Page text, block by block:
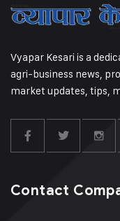
Vyapar Kesari is a
agri-business news,
market updates, tips,
Contact